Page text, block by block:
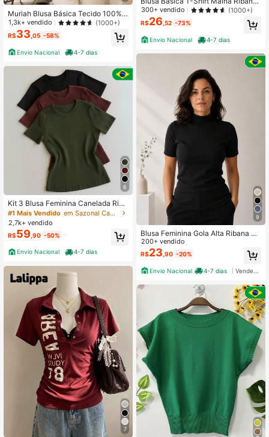
Muriah Blusa Básica Tecido 100%
Viscose Ideal para o Dia a Dia Caim
ento Perfeito
1,3k+ vendido (1000+)
R$33 ,05 -58%
Envio Nacional 4-7 dias
6
Kit 3 Blusa Feminina Canelada Riba
na Blusinha Básica Veste 36 ao 42
#1 Mais Vendido
em Sazonal Camisetas femininas com estampa de beis
2,7k+ vendido
R$59 ,90 -50%
Envio Nacional 4-7 dias
7
Premium
300+ vendido (1000+)
R$26 ,52 -73%
Envio Nacional 4-7 dias
9
Blusa Feminina Gola Alta Ribana Ca
nelada Algodão
200+ vendido
R$23 ,90 -20%
Envio Nacional 4-7 dias